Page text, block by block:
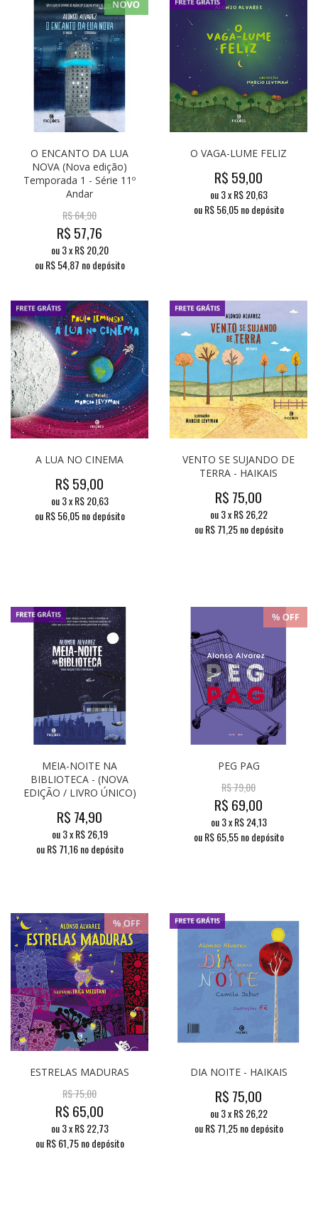
O ENCANTO DA LUA
NOVA (Nova edição)
Temporada 1 - Série 11º
Andar
R$64,90
R$ 57,76
ou3x R$20,20
ou R$54,87 no depósito
O VAGA-LUME FELIZ
R$ 59,00
ou3x R$20,63
ou R$56,05 no depósito
A LUA NO CINEMA
R$ 59,00
ou3x R$20,63
ou R$56,05 no depósito
VENTO SE SUJANDO DE
TERRA - HAIKAIS
R$ 75,00
ou3x R$26,22
ou R$71,25 no depósito
MEIA-NOITE NA
BIBLIOTECA - (NOVA
EDIÇÃO / LIVRO ÚNICO)
R$ 74,90
ou3x R$26,19
ou R$71,16 no depósito
PEG PAG
R$79,00
R$ 69,00
ou3x R$24,13
ou R$65,55 no depósito
ESTRELAS MADURAS
R$75,00
R$ 65,00
ou3x R$22,73
ou R$61,75 no depósito
DIA NOITE - HAIKAIS
R$ 75,00
ou3x R$26,22
ou R$71,25 no depósito